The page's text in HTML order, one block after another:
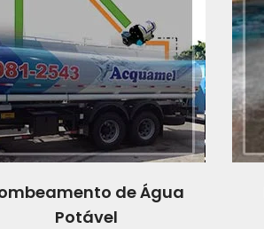
de Água
Potável